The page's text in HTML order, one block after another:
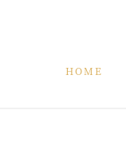
HOME